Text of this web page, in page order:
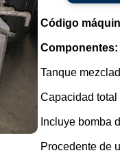
Código
Componentes:
Tanque
Capacidad
Incluye bomba
Procedente de